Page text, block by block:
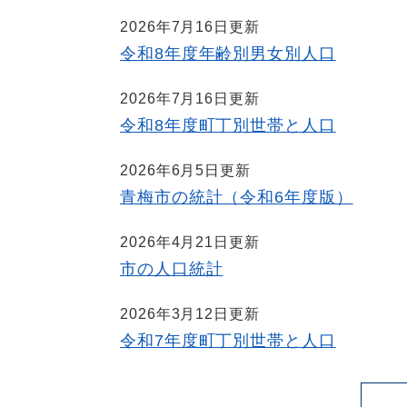
2026年7月16日更新
令和8年度年齢別男女別人口
2026年7月16日更新
令和8年度町丁別世帯と人口
2026年6月5日更新
青梅市の統計（令和6年度版）
2026年4月21日更新
市の人口統計
2026年3月12日更新
令和7年度町丁別世帯と人口